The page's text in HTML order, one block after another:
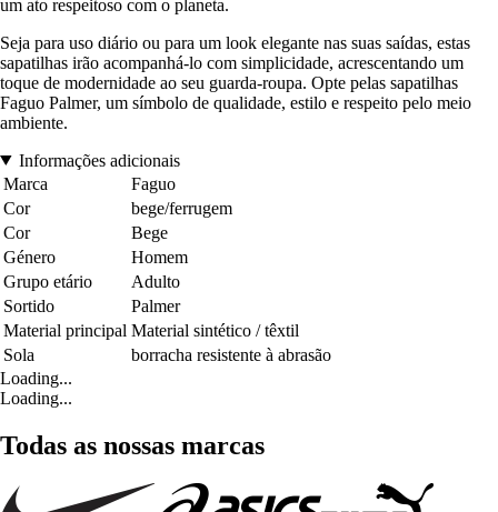
um ato respeitoso com o planeta.
Seja para uso diário ou para um look elegante nas suas saídas, estas
sapatilhas irão acompanhá-lo com simplicidade, acrescentando um
toque de modernidade ao seu guarda-roupa. Opte pelas sapatilhas
Faguo Palmer, um símbolo de qualidade, estilo e respeito pelo meio
ambiente.
Informações adicionais
Marca
Faguo
Cor
bege/ferrugem
Cor
Bege
Género
Homem
Grupo etário
Adulto
Sortido
Palmer
Material principal Material sintético / têxtil
Sola
borracha resistente à abrasão
Loading...
Loading...
Todas as nossas marcas